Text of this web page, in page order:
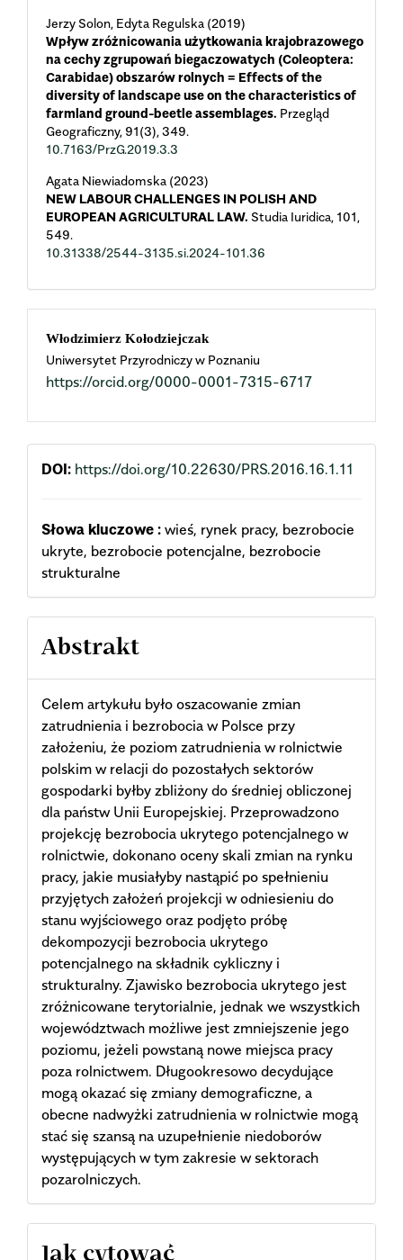
Jerzy Solon, Edyta Regulska (2019)
Wpływ zróżnicowania użytkowania krajobrazowego
na cechy zgrupowań biegaczowatych (Coleoptera:
Carabidae) obszarów rolnych = Effects of the
diversity of landscape use on the characteristics of
farmland ground-beetle assemblages. Przegląd
Geograficzny, 91(3), 349.
10.7163/PrzG.2019.3.3
Agata Niewiadomska (2023)
NEW LABOUR CHALLENGES IN POLISH AND
EUROPEAN AGRICULTURAL LAW. Studia Iuridica, 101,
549.
10.31338/2544-3135.si.2024-101.36
Main
Article
Content
Włodzimierz Kołodziejczak
Uniwersytet Przyrodniczy w Poznaniu
https://orcid.org/0000-0001-7315-6717
DOI: https://doi.org/10.22630/PRS.2016.16.1.11
Słowa kluczowe : wieś, rynek pracy, bezrobocie
ukryte, bezrobocie potencjalne, bezrobocie
strukturalne
Abstrakt
Celem artykułu było oszacowanie zmian
zatrudnienia i bezrobocia w Polsce przy
założeniu, że poziom zatrudnienia w rolnictwie
polskim w relacji do pozostałych sektorów
gospodarki byłby zbliżony do średniej obliczonej
dla państw Unii Europejskiej. Przeprowadzono
projekcję bezrobocia ukrytego potencjalnego w
rolnictwie, dokonano oceny skali zmian na rynku
pracy, jakie musiałyby nastąpić po spełnieniu
przyjętych założeń projekcji w odniesieniu do
stanu wyjściowego oraz podjęto próbę
dekompozycji bezrobocia ukrytego
potencjalnego na składnik cykliczny i
strukturalny. Zjawisko bezrobocia ukrytego jest
zróżnicowane terytorialnie, jednak we wszystkich
województwach możliwe jest zmniejszenie jego
poziomu, jeżeli powstaną nowe miejsca pracy
poza rolnictwem. Długookresowo decydujące
mogą okazać się zmiany demograficzne, a
obecne nadwyżki zatrudnienia w rolnictwie mogą
stać się szansą na uzupełnienie niedoborów
występujących w tym zakresie w sektorach
pozarolniczych.
Article
Jak cytować